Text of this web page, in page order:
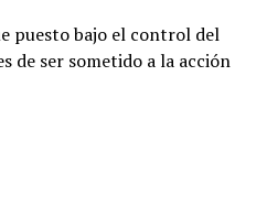
puesto bajo el control del
de ser sometido a la acción